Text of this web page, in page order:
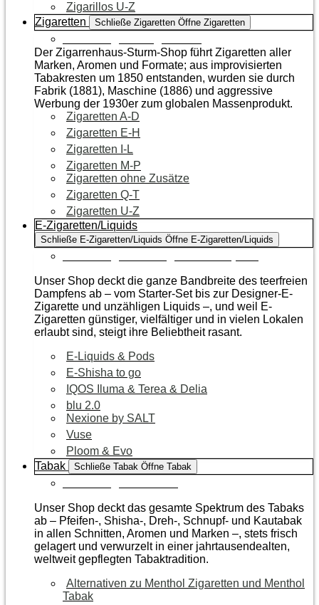
Zigarillos U-Z
Zigaretten
Schließe Zigaretten Öffne Zigaretten
Der Zigarrenhaus-Sturm-Shop führt Zigaretten aller
Marken, Aromen und Formate; aus improvisierten
Tabakresten um 1850 entstanden, wurden sie durch
Fabrik (1881), Maschine (1886) und aggressive
Werbung der 1930er zum globalen Massenprodukt.
Zigaretten A-D
Zigaretten E-H
Zigaretten I-L
Zigaretten M-P
Zigaretten ohne Zusätze
Zigaretten Q-T
Zigaretten U-Z
E-Zigaretten/Liquids
Schließe E-Zigaretten/Liquids Öffne E-Zigaretten/Liquids
Unser Shop deckt die ganze Bandbreite des teerfreien
Dampfens ab – vom Starter-Set bis zur Designer-E-
Zigarette und unzähligen Liquids –, und weil E-
Zigaretten günstiger, vielfältiger und in vielen Lokalen
erlaubt sind, steigt ihre Beliebtheit rasant.
E-Liquids & Pods
E-Shisha to go
IQOS Iluma & Terea & Delia
blu 2.0
Nexione by SALT
Vuse
Ploom & Evo
Tabak
Schließe Tabak Öffne Tabak
Unser Shop deckt das gesamte Spektrum des Tabaks
ab – Pfeifen-, Shisha-, Dreh-, Schnupf- und Kautabak
in allen Schnitten, Aromen und Marken –, stets frisch
gelagert und verwurzelt in einer jahrtausendealten,
weltweit gepflegten Tabaktradition.
Alternativen zu Menthol Zigaretten und Menthol
Tabak